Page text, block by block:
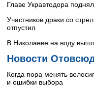
Главе Укравтодора
Участников драки со
отпустил
В Николаеве на воду
Новости
Когда пора менять
и ошибки выбора